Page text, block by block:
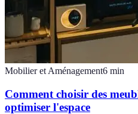
Mobilier et Aménagement6 min
Comment choisir des
optimiser l'espace